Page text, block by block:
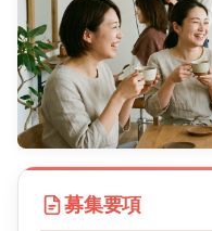
募集要項